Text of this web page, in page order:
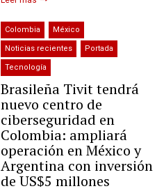
Colombia México
Noticias recientes Portada
Tecnología
Brasileña Tivit tendrá
nuevo centro de
ciberseguridad en
Colombia: ampliará
operación en México y
Argentina con inversión
de US$5 millones